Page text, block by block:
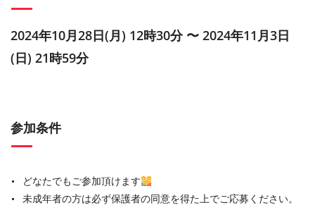
2024年10月28日(月) 12時30分 〜 2024年11月3日
(日) 21時59分
参加条件
どなたでもご参加頂けます
未成年者の方は必ず保護者の同意を得た上でご応募ください。